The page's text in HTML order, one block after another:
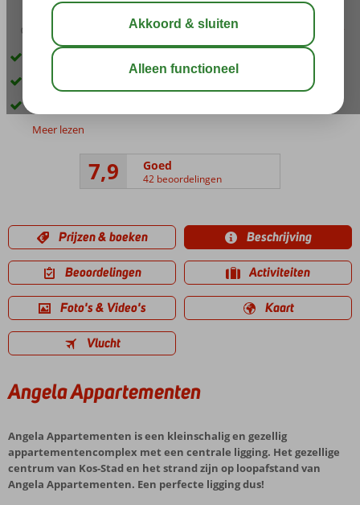
03:45 aug 32°C
Op loopafstand van Kos-Stad
Kleinschalig appartementencomplex
Meer lezen
7,9 Goed
42 beoordelingen
Prijzen & boeken Beschrijving
Beoordelingen Activiteiten
Foto's & Video's Kaart
Vlucht
Angela Appartementen
Angela Appartementen is een kleinschalig en gezellig
appartementencomplex met een centrale ligging. Het gezellige
centrum van Kos-Stad en het strand zijn op loopafstand van
Angela Appartementen. Een perfecte ligging dus!